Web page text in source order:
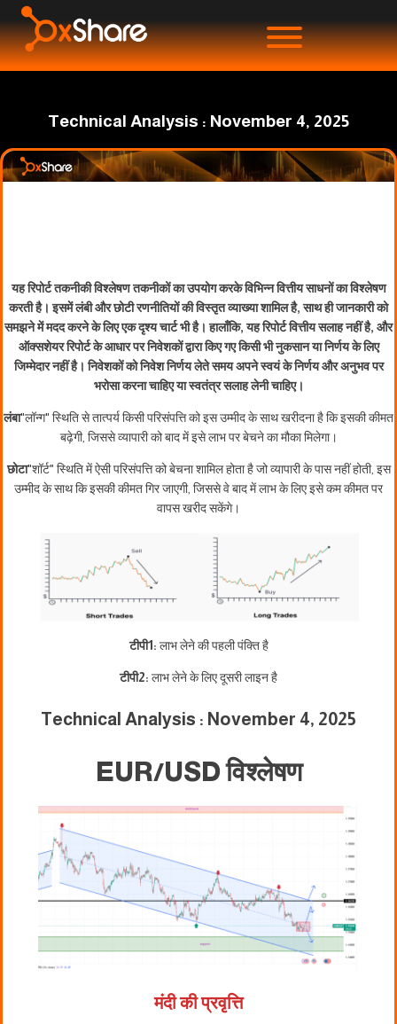
Technical Analysis : November 4, 2025
यह रिपोर्ट तकनीकी विश्लेषण तकनीकों का उपयोग करके विभिन्न वित्तीय साधनों का विश्लेषण
करती है। इसमें लंबी और छोटी रणनीतियों की विस्तृत व्याख्या शामिल है, साथ ही जानकारी को
समझने में मदद करने के लिए एक दृश्य चार्ट भी है। हालाँकि, यह रिपोर्ट वित्तीय सलाह नहीं है, और
ऑक्सशेयर रिपोर्ट के आधार पर निवेशकों द्वारा किए गए किसी भी नुकसान या निर्णय के लिए
जिम्मेदार नहीं है। निवेशकों को निवेश निर्णय लेते समय अपने स्वयं के निर्णय और अनुभव पर
भरोसा करना चाहिए या स्वतंत्र सलाह लेनी चाहिए।
लंबा"लॉन्ग" स्थिति से तात्पर्य किसी परिसंपत्ति को इस उम्मीद के साथ खरीदना है कि इसकी कीमत
बढ़ेगी, जिससे व्यापारी को बाद में इसे लाभ पर बेचने का मौका मिलेगा।
छोटा"शॉर्ट" स्थिति में ऐसी परिसंपत्ति को बेचना शामिल होता है जो व्यापारी के पास नहीं होती, इस
उम्मीद के साथ कि इसकी कीमत गिर जाएगी, जिससे वे बाद में लाभ के लिए इसे कम कीमत पर
वापस खरीद सकेंगे।
टीपी1: लाभ लेने की पहली पंक्ति है
टीपी2: लाभ लेने के लिए दूसरी लाइन है
Technical Analysis : November 4, 2025
EUR/USD विश्लेषण
मंदी की प्रवृत्ति